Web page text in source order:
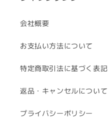
会社概要
お支払い方法について
特定商取引法に基づく表記
返品・キャンセルについて
プライバシーポリシー